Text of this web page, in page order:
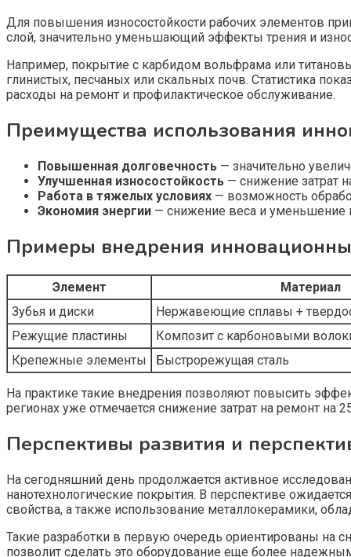
Для повышения износостойкости рабочих элементов
слой, значительно уменьшающий эффекты трения и
Например, покрытие с карбидом вольфрама или
глинистых, песчаных или скальных почв. Статистика
расходы на ремонт и профилактическое обслуживание.
Преимущества использования
Повышенная долговечность — значительно
Улучшенная износостойкость — снижение затрат
Работа в тяжелых условиях — возможность
Экономия энергии — снижение веса и уменьшение
Примеры внедрения
Элемент
Материал
Зубья и диски
Нержавеющие сплавы +
Режущие пластины
Композит с карбоновыми
Крепежные элементы
Быстрорежущая сталь
На практике такие внедрения позволяют повысить
регионах уже отмечается снижение затрат на ремонт на
Перспективы развития и
На сегодняшний день продолжается активное
нанотехнологические покрытия. В перспективе
свойства, а также использование металлокерамики,
Такие разработки в первую очередь ориентированы на
позволит сделать это оборудование еще более